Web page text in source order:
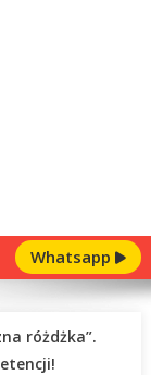
Whatsapp
różdżka”.